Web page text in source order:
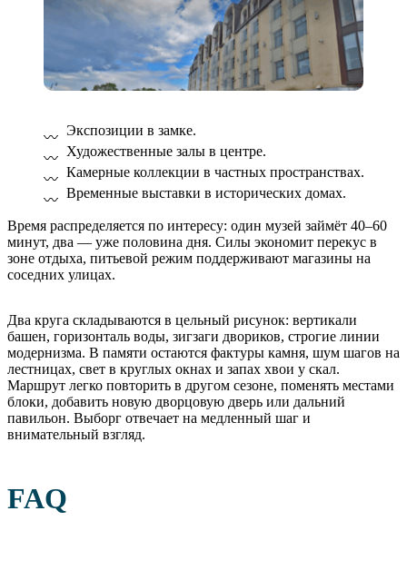
Экспозиции в замке.
Художественные залы в центре.
Камерные коллекции в частных пространствах.
Временные выставки в исторических домах.
Время распределяется по интересу: один музей займёт 40–60
минут, два — уже половина дня. Силы экономит перекус в
зоне отдыха, питьевой режим поддерживают магазины на
соседних улицах.
Два круга складываются в цельный рисунок: вертикали
башен, горизонталь воды, зигзаги двориков, строгие линии
модернизма. В памяти остаются фактуры камня, шум шагов на
лестницах, свет в круглых окнах и запах хвои у скал.
Маршрут легко повторить в другом сезоне, поменять местами
блоки, добавить новую дворцовую дверь или дальний
павильон. Выборг отвечает на медленный шаг и
внимательный взгляд.
FAQ